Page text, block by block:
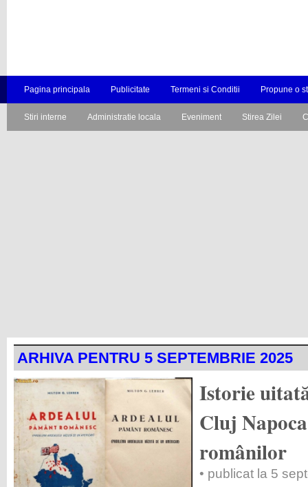
Pagina principala Publicitate Termeni si Conditii Propune o
Stiri interne Administratie locala Eveniment Stirea Zilei
ARHIVA PENTRU 5 SEPTEMBRIE 2025
Istorie
Cluj
românilor
• publicat la 5